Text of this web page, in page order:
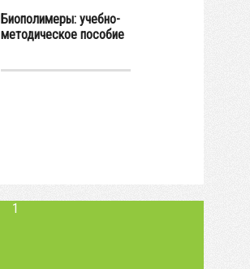
Биополимеры: учебно-
методическое пособие
1